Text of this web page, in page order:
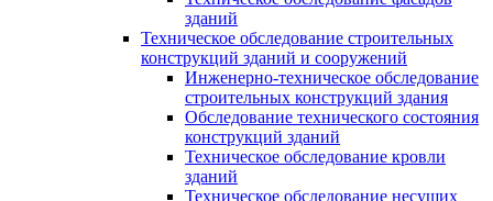
зданий
Техническое обследование строительных
конструкций зданий и сооружений
Инженерно-техническое обследование
строительных конструкций здания
Обследование технического состояния
конструкций зданий
Техническое обследование кровли
зданий
Техническое обследование несущих